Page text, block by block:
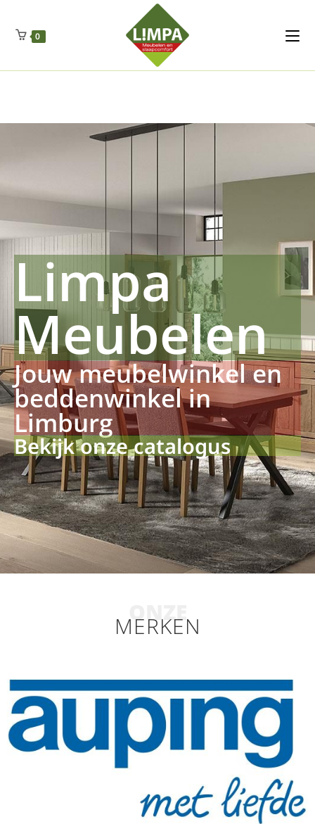
Regenschut
Drueckerpro
Fettsauren Dekemax Kapselmed
Luftkuhlen Zauberfan Netzfenste Insektensc
0
Limpa
Meubelen
Jouw meubelwinkel en
beddenwinkel in
Limburg
Bekijk onze catalogus
ONZE
MERKEN